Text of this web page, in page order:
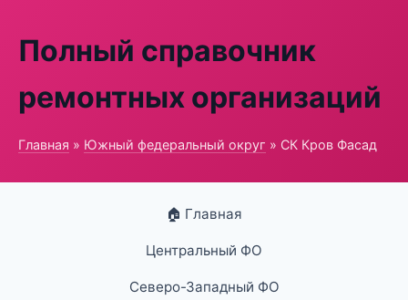
Полный справочник
ремонтных организаций
Главная » Южный федеральный округ » СК Кров Фасад
🏠 Главная
Центральный ФО
Северо-Западный ФО